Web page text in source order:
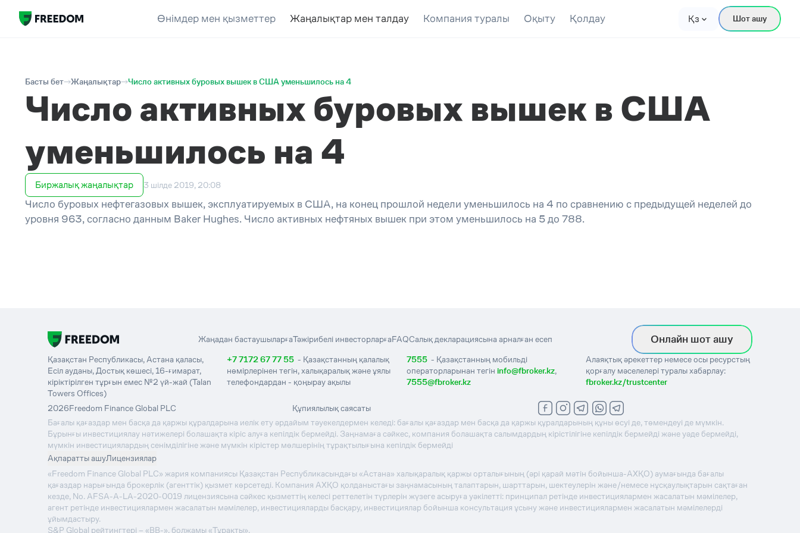
Өнімдер мен қызметтер Жаңалықтар мен талдау Компания туралы Оқыту Қолдау Қз Шот ашу
Басты бет Жаңалықтар Число активных буровых вышек в США уменьшилось на 4
Число активных буровых вышек в США
уменьшилось на 4
Биржалық жаңалықтар 3 шілде 2019, 20:08
Число буровых нефтегазовых вышек, эксплуатируемых в США, на конец прошлой недели уменьшилось на 4 по сравнению с предыдущей неделей до
уровня 963, согласно данным Baker Hughes. Число активных нефтяных вышек при этом уменьшилось на 5 до 788.
Жаңадан бастаушыларғаТәжірибелі инвесторларғаFAQСалық декларациясына арналған есеп Онлайн шот ашу
Қазақстан Республикасы, Астана қаласы,
Есіл ауданы, Достық көшесі, 16-ғимарат,
кіріктірілген тұрғын емес №2 үй-жай (Talan
Towers Offices)
+7 7172 67 77 55 - Қазақстанның қалалық
нөмірлерінен тегін, халықаралық және ұялы
телефондардан - қоңырау ақылы
7555 - Қазақстанның мобильді
операторларынан тегін info@fbroker.kz,
7555@fbroker.kz
Алаяқтық әрекеттер немесе осы ресурстың
қорғалу мәселелері туралы хабарлау:
fbroker.kz/trustcenter
2026Freedom Finance Global PLC
Құпиялылық саясаты
Бағалы қағаздар мен басқа да қаржы құралдарына иелік ету әрдайым тәуекелдермен келеді: бағалы қағаздар мен басқа да қаржы құралдарының құны өсуі де, төмендеуі де мүмкін.
Бұрынғы инвестициялау нәтижелері болашақта кіріс алуға кепілдік бермейді. Заңнамаға сәйкес, компания болашақта салымдардың кірістілігіне кепілдік бермейді және уәде бермейді,
мүмкін инвестициялардың сенімділігіне және мүмкін кірістер мөлшерінің тұрақтылығына кепілдік бермейді
Ақпаратты ашуЛицензиялар
«Freedom Finance Global PLC» жария компаниясы Қазақстан Республикасындағы «Астана» халықаралық қаржы орталығының (әрі қарай мәтін бойынша-АХҚО) аумағында бағалы
қағаздар нарығында брокерлік (агенттік) қызмет көрсетеді. Компания АХҚО қолданыстағы заңнамасының талаптарын, шарттарын, шектеулерін және/немесе нұсқаулықтарын сақтаған
кезде, No. AFSA-A-LA-2020-0019 лицензиясына сәйкес қызметтің келесі реттелетін түрлерін жүзеге асыруға уәкілетті: принципал ретінде инвестициялармен жасалатын мәмілелер,
агент ретінде инвестициялармен жасалатын мәмілелер, инвестицияларды басқару, инвестициялар бойынша консультация ұсыну және инвестициялармен жасалатын мәмілелерді
ұйымдастыру.
S&P Global рейтингтері – «BB-», болжамы «Тұрақты».